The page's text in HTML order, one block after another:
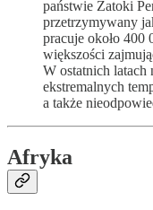
państwie Zatoki
przetrzymywany
pracuje około
większości
W ostatnich latach
ekstremalnych
a także
Afryka